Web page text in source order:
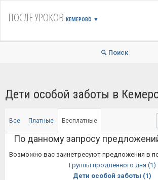
ПОСЛЕ УРОКОВ КЕМЕРОВО ▼
Поиск
Дети особой заботы в
Все Платные Бесплатные
По данному запросу
Возможно вас заинетресуют предложения в
Группы продленного дня (1)
Дети особой заботы (1)